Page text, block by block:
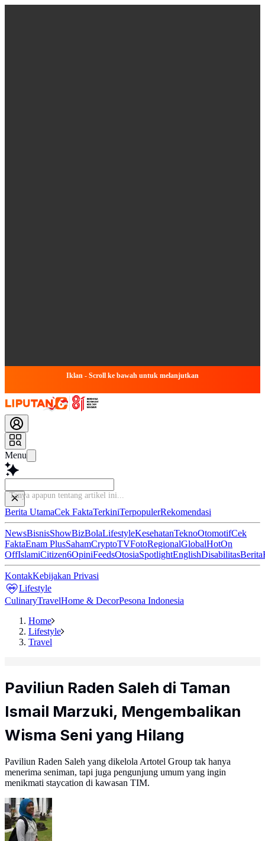
Iklan - Scroll ke bawah untuk melanjutkan
Menu
Tany
Berita UtamaCek FaktaTerkiniTerpopulerRekomendasi
NewsBisnisShowBizBolaLifestyleKesehatanTeknoOtomotifCek
FaktaEnam PlusSahamCryptoTVFotoRegionalGlobalHotOn
OffIslamiCitizen6OpiniFeedsOtosiaSpotlightEnglishDisabilitasBerita
KontakKebijakan Privasi
Lifestyle
CulinaryTravelHome & DecorPesona Indonesia
Home
Lifestyle
Travel
Paviliun Raden Saleh di Taman
Ismail Marzuki, Mengembalikan
Wisma Seni yang Hilang
Paviliun Raden Saleh yang dikelola Artotel Group tak hanya
menerima seniman, tapi juga pengunjung umum yang ingin
menikmati staycation di kawasan TIM.